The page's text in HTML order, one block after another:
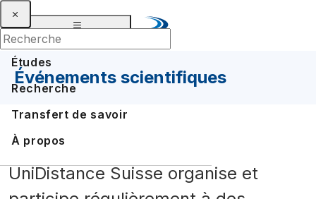
Études
Recherche
Transfert de savoir
À propos
Événements scientifiques
Journée des équipes enseignantes
Mathematics and Computer Science Colloquium
UniDistance Suisse organise et